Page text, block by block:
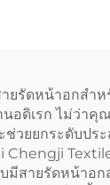
พิ
ยรัดหน้าอกสำ
อดิเรก ไม่ว่าคุ
ช่วยยกระดับปร
Textile
มีสายรัดหน้าอ